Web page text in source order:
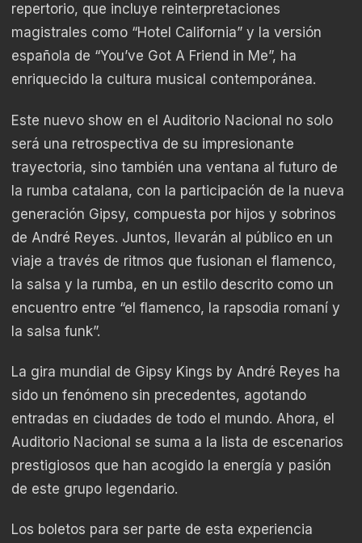
repertorio, que incluye reinterpretaciones
magistrales como “Hotel California” y la versión
española de “You’ve Got A Friend in Me”, ha
enriquecido la cultura musical contemporánea.
Este nuevo show en el Auditorio Nacional no solo
será una retrospectiva de su impresionante
trayectoria, sino también una ventana al futuro de
la rumba catalana, con la participación de la nueva
generación Gipsy, compuesta por hijos y sobrinos
de André Reyes. Juntos, llevarán al público en un
viaje a través de ritmos que fusionan el flamenco,
la salsa y la rumba, en un estilo descrito como un
encuentro entre “el flamenco, la rapsodia romaní y
la salsa funk”.
La gira mundial de Gipsy Kings by André Reyes ha
sido un fenómeno sin precedentes, agotando
entradas en ciudades de todo el mundo. Ahora, el
Auditorio Nacional se suma a la lista de escenarios
prestigiosos que han acogido la energía y pasión
de este grupo legendario.
Los boletos para ser parte de esta experiencia